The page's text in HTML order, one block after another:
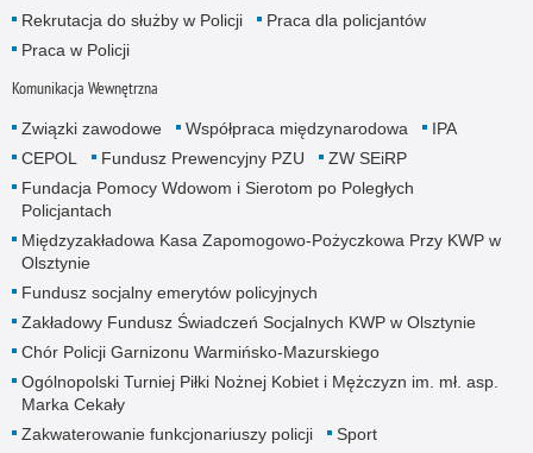
Rekrutacja do służby w Policji
Praca dla policjantów
Praca w Policji
Komunikacja Wewnętrzna
Związki zawodowe Współpraca międzynarodowa
IPA
CEPOL
Fundusz Prewencyjny PZU
ZW SEiRP
Fundacja Pomocy Wdowom i Sierotom po Poległych
Policjantach
Międzyzakładowa Kasa Zapomogowo-Pożyczkowa Przy KWP w
Olsztynie
Fundusz socjalny emerytów policyjnych
Zakładowy Fundusz Świadczeń Socjalnych KWP w Olsztynie
Chór Policji Garnizonu Warmińsko-Mazurskiego
Ogólnopolski Turniej Piłki Nożnej Kobiet i Mężczyzn im. mł. asp.
Marka Cekały
Zakwaterowanie funkcjonariuszy policji
Sport